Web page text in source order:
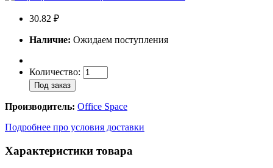
30.82 ₽
Наличие: Ожидаем поступления
Количество:
Под заказ
Производитель: Office Space
Подробнее про условия доставки
Характеристики товара